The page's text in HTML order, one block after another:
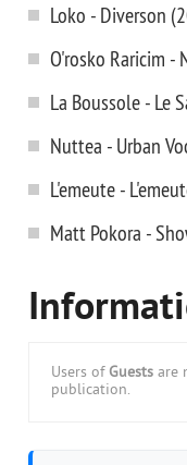
Loko - Diverson
O'rosko Raricim -
La Boussole - Le
Nuttea - Urban
L'emeute -
Matt Pokora -
Users of Guests are
publication.